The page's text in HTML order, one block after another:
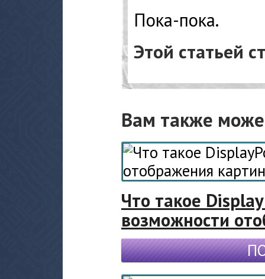
Пока-пока.
Этой статьей
Вам также
Что такое
возможности